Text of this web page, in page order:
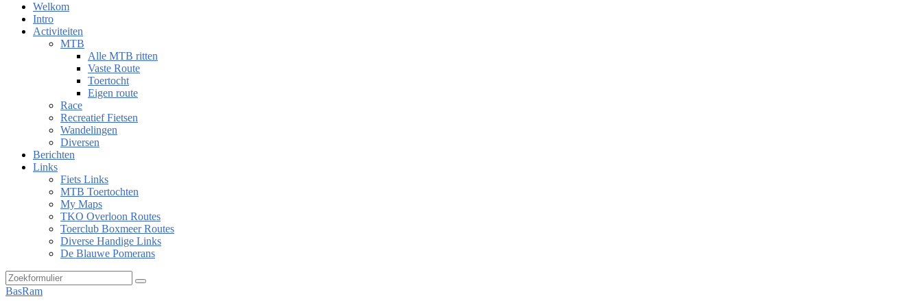
Welkom
Intro
Activiteiten
MTB
Alle MTB ritten
Vaste Route
Toertocht
Eigen route
Race
Recreatief Fietsen
Wandelingen
Diversen
Berichten
Links
Fiets Links
MTB Toertochten
My Maps
TKO Overloon Routes
Toerclub Boxmeer Routes
Diverse Handige Links
De Blauwe Pomerans
Zoeken
BasRam